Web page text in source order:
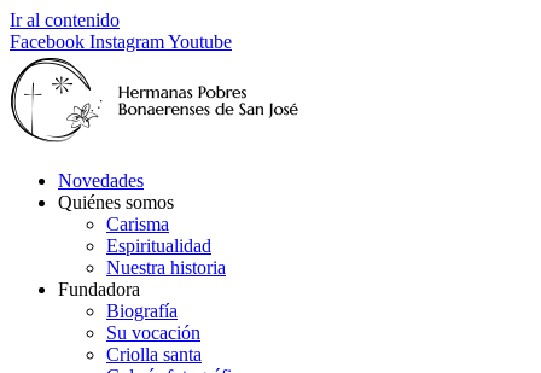
Ir al contenido
Facebook InstagramYoutube
Novedades
Quiénes somos
Carisma
Espiritualidad
Nuestra historia
Fundadora
Biografía
Su vocación
Criolla santa